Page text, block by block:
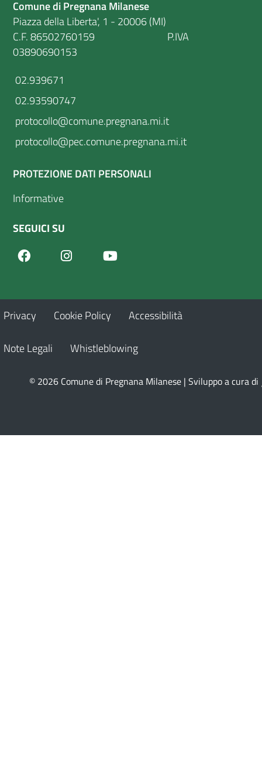
Comune di Pregnana Milanese
Piazza della Liberta', 1 - 20006 (MI)
C.F. 86502760159 P.IVA
03890690153
02.939671
02.93590747
protocollo@comune.pregnana.mi.it
protocollo@pec.comune.pregnana.mi.it
PROTEZIONE DATI PERSONALI
Informative
SEGUICI SU
FacebookInstagram
Privacy Cookie Policy Accessibilità
Note Legali Whistleblowing
© 2026 Comune di Pregnana Milanese | Sviluppo a cura di